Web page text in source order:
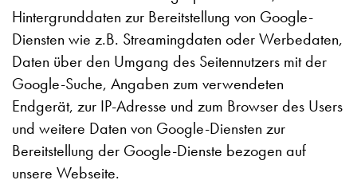
Hintergrunddaten zur Bereitstellung von Google-
Diensten wie z.B. Streamingdaten oder Werbedaten,
Daten über den Umgang des Seitennutzers mit der
Google-Suche, Angaben zum verwendeten
Endgerät, zur IP-Adresse und zum Browser des Users
und weitere Daten von Google-Diensten zur
Bereitstellung der Google-Dienste bezogen auf
unsere Webseite.